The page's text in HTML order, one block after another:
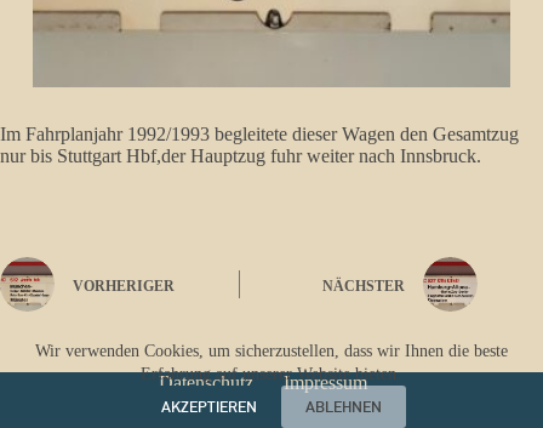
Wir verwenden Cookies, um sicherzustellen, dass wir Ihnen die beste
Erfahrung auf unserer Website bieten.
AKZEPTIEREN
ABLEHNEN
Im Fahrplanjahr 1992/1993 begleitete dieser Wagen den Gesamtzug
nur bis Stuttgart Hbf,der Hauptzug fuhr weiter nach Innsbruck.
VORHERIGER NÄCHSTER
Datenschutz Impressum